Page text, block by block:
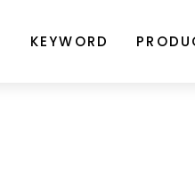
KEYWORD